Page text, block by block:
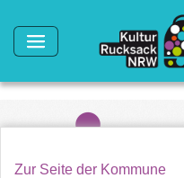
Zur Seite der Kommune